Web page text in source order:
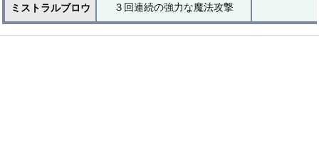
ミストラルブロウ ３回連続の強力な魔法攻撃